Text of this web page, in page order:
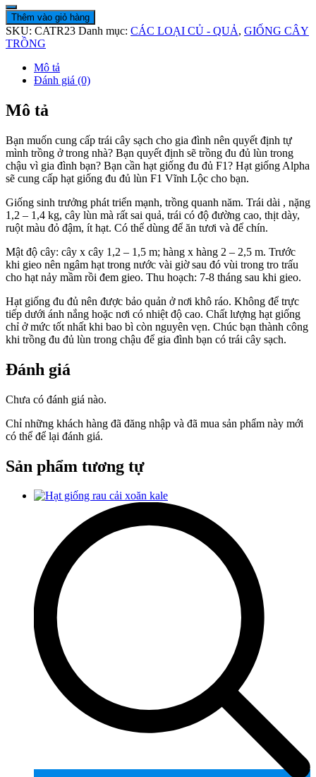
Thêm vào giỏ hàng
SKU: CATR23 Danh mục: CÁC LOẠI CỦ - QUẢ, GIỐNG CÂY
TRỒNG
Mô tả
Đánh giá (0)
Mô tả
Bạn muốn cung cấp trái cây sạch cho gia đình nên quyết định tự
mình trồng ở trong nhà? Bạn quyết định sẽ trồng đu đủ lùn trong
chậu vì gia đình bạn? Bạn cần hạt giống đu đủ F1? Hạt giống Alpha
sẽ cung cấp hạt giống đu đủ lùn F1 Vĩnh Lộc cho bạn.
Giống sinh trưởng phát triển mạnh, trồng quanh năm. Trái dài , nặng
1,2 – 1,4 kg, cây lùn mà rất sai quả, trái có độ đường cao, thịt dày,
ruột màu đỏ đậm, ít hạt. Có thể dùng để ăn tươi và để chín.
Mật độ cây: cây x cây 1,2 – 1,5 m; hàng x hàng 2 – 2,5 m. Trước
khi gieo nên ngâm hạt trong nước vài giờ sau đó vùi trong tro trấu
cho hạt nảy mầm rồi đem gieo. Thu hoạch: 7-8 tháng sau khi gieo.
Hạt giống đu đủ nên được bảo quản ở nơi khô ráo. Không để trực
tiếp dưới ánh nắng hoặc nơi có nhiệt độ cao. Chất lượng hạt giống
chỉ ở mức tốt nhất khi bao bì còn nguyên vẹn. Chúc bạn thành công
khi trồng đu đủ lùn trong chậu để gia đình bạn có trái cây sạch.
Đánh giá
Chưa có đánh giá nào.
Chỉ những khách hàng đã đăng nhập và đã mua sản phẩm này mới
có thể để lại đánh giá.
Sản phẩm tương tự